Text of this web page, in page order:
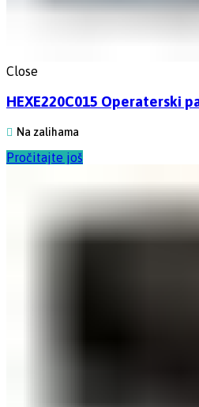
Close
HEXE220C015 Operaterski
Na zalihama
Pročitajte još